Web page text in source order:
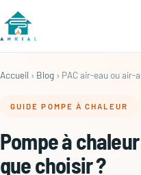
Accueil › Blog › PAC air-eau ou air-
GUIDE POMPE À CHALEUR
Pompe à
que choisir ?